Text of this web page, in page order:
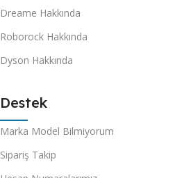
Dreame Hakkında
Roborock Hakkında
Dyson Hakkında
Destek
Marka Model Bilmiyorum
Sipariş Takip